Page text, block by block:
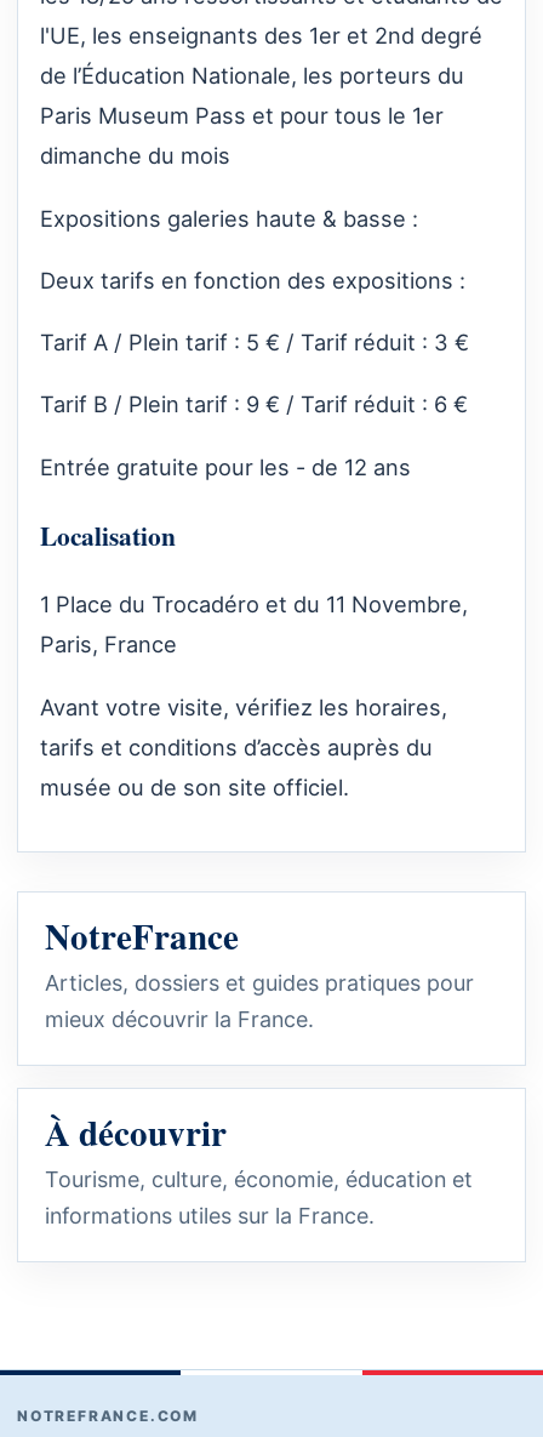
l'UE, les enseignants des 1er et 2nd degré
de l’Éducation Nationale, les porteurs du
Paris Museum Pass et pour tous le 1er
dimanche du mois
Expositions galeries haute & basse :
Deux tarifs en fonction des expositions :
Tarif A / Plein tarif : 5 € / Tarif réduit : 3 €
Tarif B / Plein tarif : 9 € / Tarif réduit : 6 €
Entrée gratuite pour les - de 12 ans
Localisation
1 Place du Trocadéro et du 11 Novembre,
Paris, France
Avant votre visite, vérifiez les horaires,
tarifs et conditions d’accès auprès du
musée ou de son site officiel.
NotreFrance
Articles, dossiers et guides pratiques pour
mieux découvrir la France.
À découvrir
Tourisme, culture, économie, éducation et
informations utiles sur la France.
NOTREFRANCE.COM